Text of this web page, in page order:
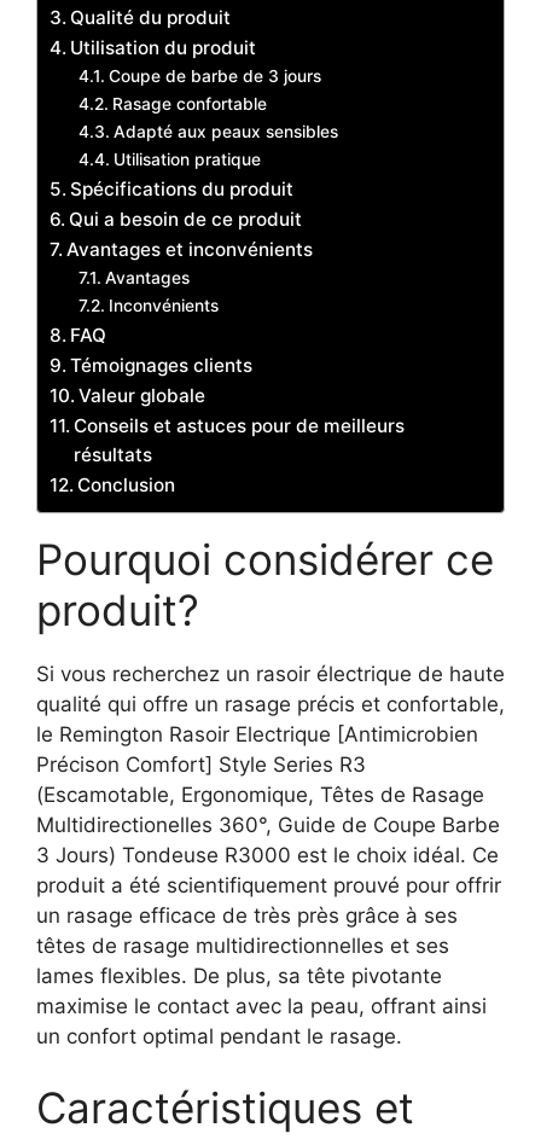
Qualité du produit
Utilisation du produit
Coupe de barbe de 3 jours
Rasage confortable
Adapté aux peaux sensibles
Utilisation pratique
Spécifications du produit
Qui a besoin de ce produit
Avantages et inconvénients
Avantages
Inconvénients
FAQ
Témoignages clients
Valeur globale
Conseils et astuces pour de meilleurs
résultats
Conclusion
Pourquoi considérer ce
produit?
Si vous recherchez un rasoir électrique de haute
qualité qui offre un rasage précis et confortable,
le Remington Rasoir Electrique [Antimicrobien
Précison Comfort] Style Series R3
(Escamotable, Ergonomique, Têtes de Rasage
Multidirectionelles 360°, Guide de Coupe Barbe
3 Jours) Tondeuse R3000 est le choix idéal. Ce
produit a été scientifiquement prouvé pour offrir
un rasage efficace de très près grâce à ses
têtes de rasage multidirectionnelles et ses
lames flexibles. De plus, sa tête pivotante
maximise le contact avec la peau, offrant ainsi
un confort optimal pendant le rasage.
Caractéristiques et